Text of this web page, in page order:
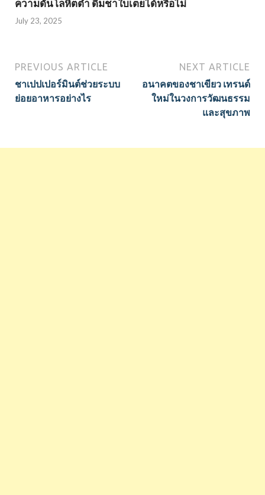
ความดันโลหิตต่ำ ดื่มชาใบเตยได้หรือไม่
July 23, 2025
PREVIOUS ARTICLE
ชาเปปเปอร์มินต์ช่วยระบบ
ย่อยอาหารอย่างไร
NEXT ARTICLE
อนาคตของชาเขียว เทรนด์
ใหม่ในวงการวัฒนธรรม
และสุขภาพ